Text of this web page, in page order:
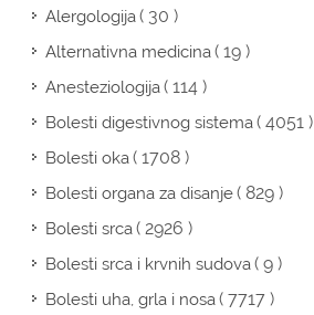
Alergologija( 30 )
Alternativna medicina( 19 )
Anesteziologija( 114 )
Bolesti digestivnog sistema( 4051 )
Bolesti oka( 1708 )
Bolesti organa za disanje( 829 )
Bolesti srca( 2926 )
Bolesti srca i krvnih sudova( 9 )
Bolesti uha, grla i nosa( 7717 )